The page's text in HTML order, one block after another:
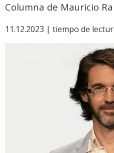
Columna de Mauricio
11.12.2023 | tiempo de